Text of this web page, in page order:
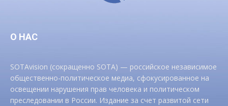
О НАС
SOTAvision (сокращенно SOTA) — российское независимое
общественно-политическое медиа, сфокусированное на
освещении нарушения прав человека и политическом
преследовании в России. Издание за счет развитой сети